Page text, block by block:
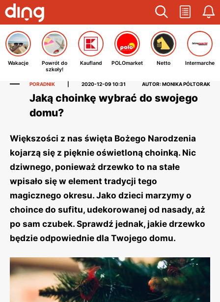
Wakacje
Powrót do
szkoły!
Kaufland POLOmarket Netto Intermarche
PORADNIK 2020-12-09 10:31 AUTOR: MONIKA PÓŁTORAK
Jaką choinkę wybrać do swojego
domu?
Większości z nas święta Bożego Narodzenia
kojarzą się z pięknie oświetloną choinką. Nic
dziwnego, ponieważ drzewko to na stałe
wpisało się w element tradycji tego
magicznego okresu. Jako dzieci marzymy o
choince do sufitu, udekorowanej od nasady, aż
po sam czubek. Sprawdź jednak, jakie drzewko
będzie odpowiednie dla Twojego domu.